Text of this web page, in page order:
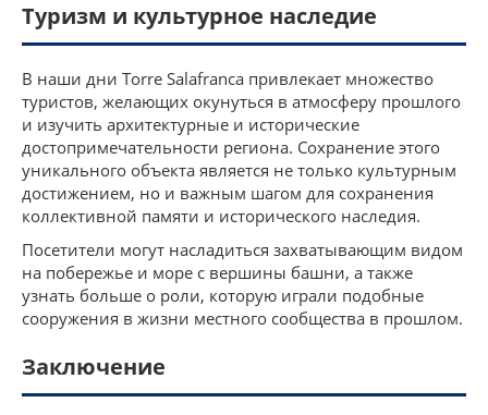
Туризм и культурное наследие
В наши дни Torre Salafranca привлекает множество
туристов, желающих окунуться в атмосферу прошлого
и изучить архитектурные и исторические
достопримечательности региона. Сохранение этого
уникального объекта является не только культурным
достижением, но и важным шагом для сохранения
коллективной памяти и исторического наследия.
Посетители могут насладиться захватывающим видом
на побережье и море с вершины башни, а также
узнать больше о роли, которую играли подобные
сооружения в жизни местного сообщества в прошлом.
Заключение